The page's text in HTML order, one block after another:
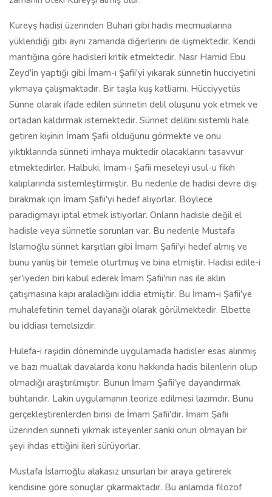
Kureyş hadisi üzerinden Buhari gibi hadis mecmualarına
yüklendiği gibi aynı zamanda diğerlerini de ilişmektedir. Kendi
mantığına göre hadisleri kritik etmektedir. Nasr Hamid Ebu
Zeyd'in yaptığı gibi İmam-ı Şafii'yi yıkarak sünnetin hucciyetini
yıkmaya çalışmaktadır. Bir taşla kuş katliamı. Hücciyyetüs
Sünne olarak ifade edilen sünnetin delil oluşunu yok etmek ve
ortadan kaldırmak istemektedir. Sünnet delilini sistemli hale
getiren kişinin İmam Şafii olduğunu görmekte ve onu
yıktıklarında sünneti imhaya muktedir olacaklarını tasavvur
etmektedirler. Halbuki, İmam-ı Şafii meseleyi usul-u fıkıh
kalıplarında sistemleştirmiştir. Bu nedenle de hadisi devre dışı
bırakmak için İmam Şafii'yi hedef alıyorlar. Böylece
paradigmayı iptal etmek istiyorlar. Onların hadisle değil el
hadisle veya sünnetle sorunları var. Bu nedenle Mustafa
İslamoğlu sünnet karşıtları gibi İmam Şafii'yi hedef almış ve
bunu yanlış bir temele oturtmuş ve bina etmiştir. Hadisi edile-i
şer'iyeden biri kabul ederek İmam Şafii'nin nas ile aklın
çatışmasına kapı araladığını iddia etmiştir. Bu İmam-ı Şafii'ye
muhalefetinin temel dayanağı olarak görülmektedir. Elbette
bu iddiası temelsizdir.
Hulefa-i raşidin döneminde uygulamada hadisler esas alınmış
ve bazı muallak davalarda konu hakkında hadis bilenlerin olup
olmadığı araştırılmıştır. Bunun İmam Şafii'ye dayandırmak
bühtandır. Lakin uygulamanın teorize edilmesi lazımdır. Bunu
gerçekleştirenlerden birisi de İmam Şafii'dir. İmam Şafii
üzerinden sünneti yıkmak isteyenler sanki onun olmayan bir
şeyi ihdas ettiğini ileri sürüyorlar.
Mustafa İslamoğlu alakasız unsurları bir araya getirerek
kendisine göre sonuçlar çıkarmaktadır. Bu anlamda filozof